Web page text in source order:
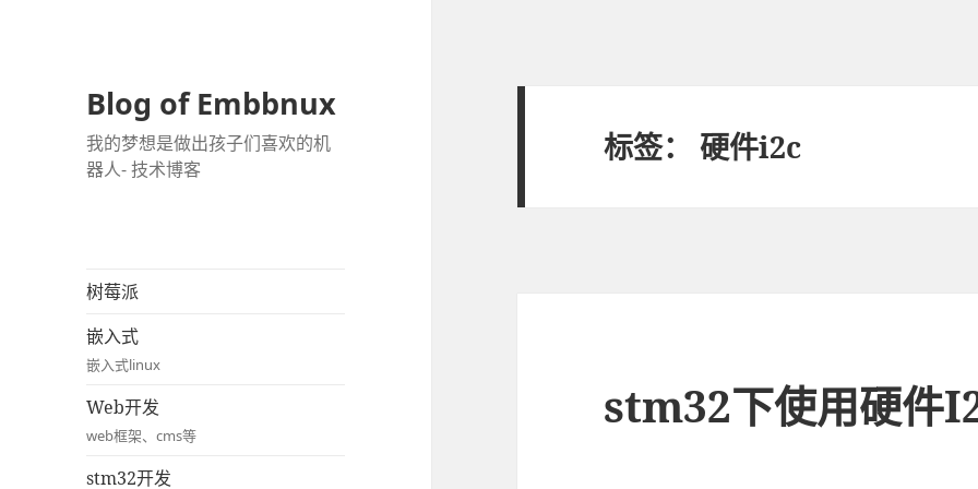
Blog of Embbnux
我的梦想是做出孩子们喜欢的机
器人- 技术博客
树莓派
嵌入式
嵌入式linux
Web开发
web框架、cms等
stm32开发
标签：硬件i2c
stm32下使用硬件